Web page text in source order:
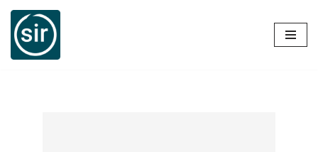
Vai
al